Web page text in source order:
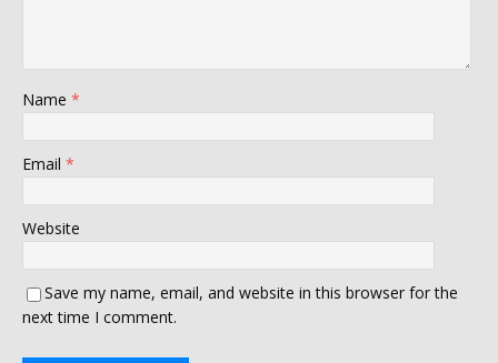
Name *
Email *
Website
Save my name, email, and website in this browser for the
next time I comment.